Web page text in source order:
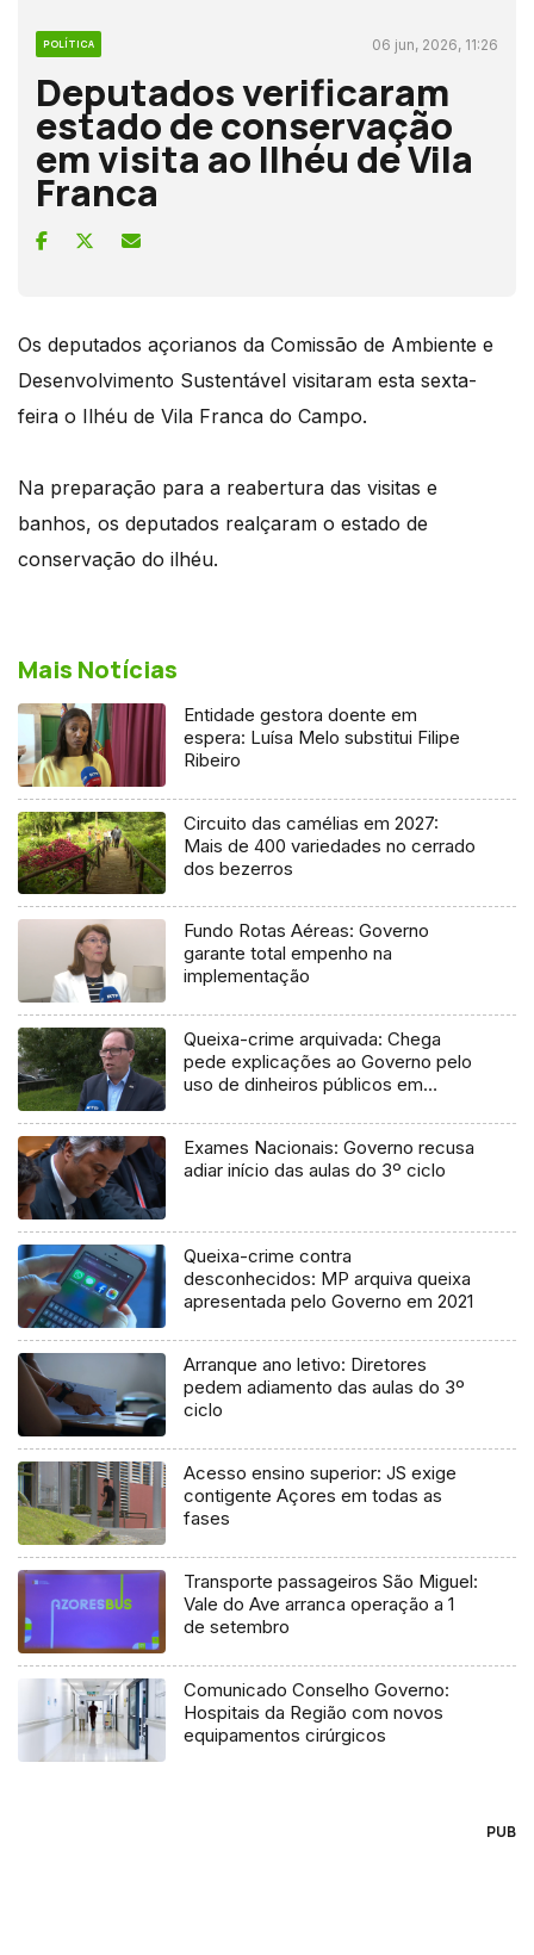
POLÍTICA 06 jun, 2026, 11:26
Deputados verificaram
estado de conservação
em visita ao Ilhéu de Vila
Franca
Os deputados açorianos da Comissão de Ambiente e
Desenvolvimento Sustentável visitaram esta sexta-
feira o Ilhéu de Vila Franca do Campo.
Na preparação para a reabertura das visitas e
banhos, os deputados realçaram o estado de
conservação do ilhéu.
Mais Notícias
Entidade gestora doente em
espera: Luísa Melo substitui Filipe
Ribeiro
Circuito das camélias em 2027:
Mais de 400 variedades no cerrado
dos bezerros
Fundo Rotas Aéreas: Governo
garante total empenho na
implementação
Queixa-crime arquivada: Chega
pede explicações ao Governo pelo
uso de dinheiros públicos em
Exames Nacionais: Governo recusa
adiar início das aulas do 3º ciclo
Queixa-crime contra
desconhecidos: MP arquiva queixa
apresentada pelo Governo em 2021
Arranque ano letivo: Diretores
pedem adiamento das aulas do 3º
ciclo
Acesso ensino superior: JS exige
contigente Açores em todas as
fases
Transporte passageiros São Miguel:
Vale do Ave arranca operação a 1
de setembro
Comunicado Conselho Governo:
Hospitais da Região com novos
equipamentos cirúrgicos
PUB